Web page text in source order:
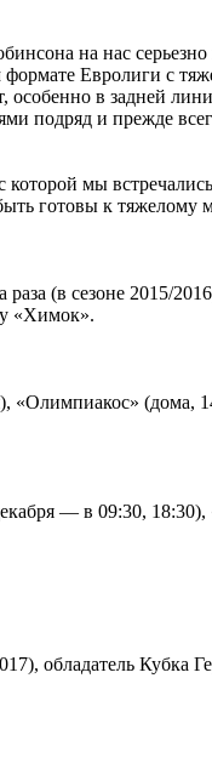
на нас
Евролиги с
особенно в задней
подряд и прежде
которой мы
готовы к тяжелому
(в сезоне 2015/
«Химок».
(дома,
— в 09:30,
обладатель Кубка